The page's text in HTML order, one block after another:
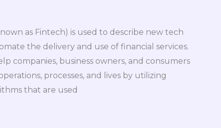
as Fintech) is used to describe new tech
the delivery and use of financial services.
companies, business owners, and consumers
processes, and lives by utilizing
that are used